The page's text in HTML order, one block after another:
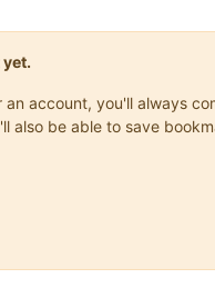
account, you'll always
also be able to save